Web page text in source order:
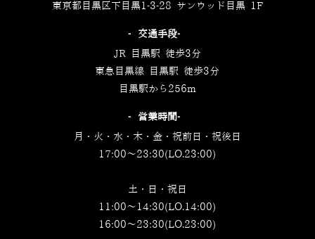
東京都目黒区下目黒1-3-28 サンウッド目黒 1F
‐交通手段‐
JR 目黒駅 徒歩3分
東急目黒線 目黒駅 徒歩3分
目黒駅から256m
‐営業時間‐
月・火・水・木・金・祝前日・祝後日
17:00～23:30(LO.23:00)
土・日・祝日
11:00～14:30(LO.14:00)
16:00～23:30(LO.23:00)